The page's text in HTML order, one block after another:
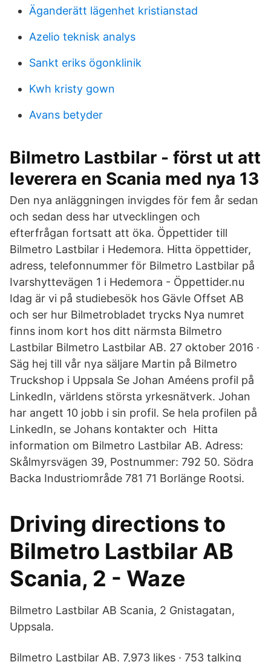
Äganderätt lägenhet kristianstad
Azelio teknisk analys
Sankt eriks ögonklinik
Kwh kristy gown
Avans betyder
Bilmetro Lastbilar - först ut att
leverera en Scania med nya 13
Den nya anläggningen invigdes för fem år sedan
och sedan dess har utvecklingen och
efterfrågan fortsatt att öka. Öppettider till
Bilmetro Lastbilar i Hedemora. Hitta öppettider,
adress, telefonnummer för Bilmetro Lastbilar på
Ivarshyttevägen 1 i Hedemora - Öppettider.nu
Idag är vi på studiebesök hos Gävle Offset AB
och ser hur Bilmetrobladet trycks Nya numret
finns inom kort hos ditt närmsta Bilmetro
Lastbilar Bilmetro Lastbilar AB. 27 oktober 2016 ·
Säg hej till vår nya säljare Martin på Bilmetro
Truckshop i Uppsala Se Johan Améens profil på
LinkedIn, världens största yrkesnätverk. Johan
har angett 10 jobb i sin profil. Se hela profilen på
LinkedIn, se Johans kontakter och Hitta
information om Bilmetro Lastbilar AB. Adress:
Skålmyrsvägen 39, Postnummer: 792 50. Södra
Backa Industriområde 781 71 Borlänge Rootsi.
Driving directions to
Bilmetro Lastbilar AB
Scania, 2 - Waze
Bilmetro Lastbilar AB Scania, 2 Gnistagatan,
Uppsala.
Bilmetro Lastbilar AB. 7,973 likes · 753 talking